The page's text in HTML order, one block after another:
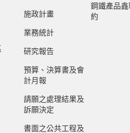
施政計畫
業務統計
研究報告
預算、決算書及會
計月報
請願之處理結果及
訴願決定
書面之公共工程及
鋼鐵產品鑫
約